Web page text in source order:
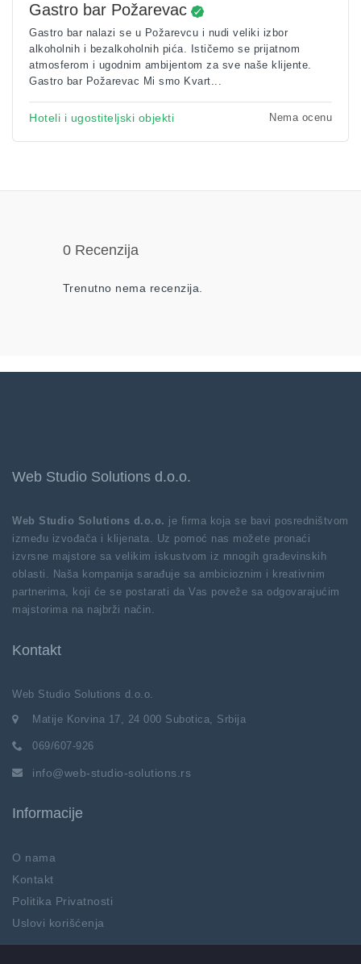
Gastro bar Požarevac
Gastro bar nalazi se u Požarevcu i nudi veliki izbor
alkoholnih i bezalkoholnih pića. Ističemo se prijatnom
atmosferom i ugodnim ambijentom za sve naše klijente.
Gastro bar Požarevac Mi smo Kvart...
Hoteli i ugostiteljski objekti Nema ocenu
0 Recenzija
Trenutno nema recenzija.
Web Studio Solutions d.o.o.
Web Studio Solutions d.o.o. je firma koja se bavi posredništvom
između izvođača i klijenata. Uz pomoć nas možete pronaći
izvrsne majstore sa velikim iskustvom iz mnogih građevinskih
oblasti. Naša kompanija sarađuje sa ambicioznim i kreativnim
partnerima, koji će se postarati da Vas poveže sa odgovarajućim
majstorima na najbrži način.
Kontakt
Web Studio Solutions d.o.o.
Matije Korvina 17, 24 000 Subotica, Srbija
069/607-926
info@web-studio-solutions.rs
Informacije
O nama
Kontakt
Politika Privatnosti
Uslovi korišćenja